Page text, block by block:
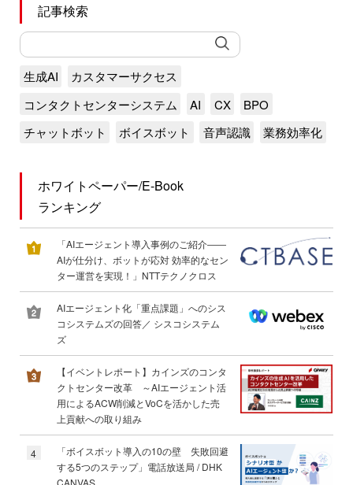
記事検索
生成AI
カスタマーサクセス
コンタクトセンターシステム
AI CX
BPO
チャットボット
ボイスボット 音声認識 業務効率化
ホワイトペーパー/E-Book
ランキング
「AIエージェント導入事例のご紹介――
AIが仕分け、ボットが応対 効率的なセン
ター運営を実現！」NTTテクノクロス
AIエージェント化「重点課題」へのシス
コシステムズの回答／ シスコシステム
ズ
【イベントレポート】カインズのコンタ
クトセンター改革 ～AIエージェント活
用によるACW削減とVoCを活かした売
上貢献への取り組み
4
「ボイスボット導入の10の壁 失敗回避
する5つのステップ」電話放送局 / DHK